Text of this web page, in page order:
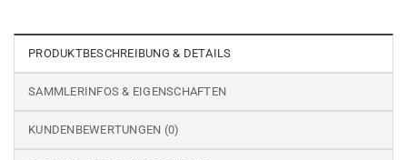
PRODUKTBESCHREIBUNG & DETAILS
SAMMLERINFOS & EIGENSCHAFTEN
KUNDENBEWERTUNGEN (0)